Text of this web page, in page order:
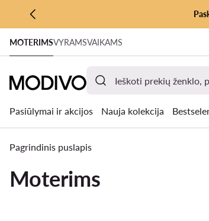
PEREITI PRIE PAGRINDINIO TURINIO
PEREITI Į PAIEŠKĄ
MOTERIMSVYRAMSVAIKAMS
Pasiūlymai ir akcijos Nauja kolekcija
Pagrindinis puslapis
Moterims